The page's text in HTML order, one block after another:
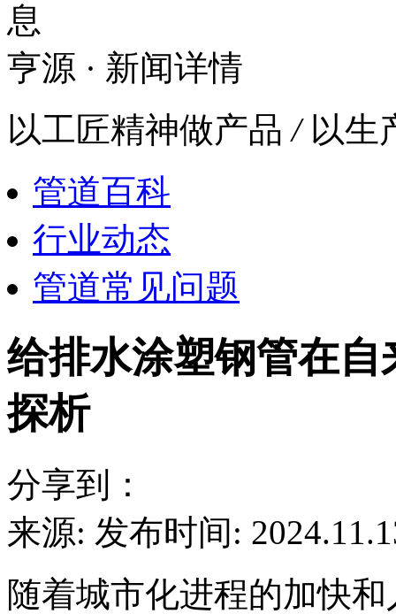
息
亨源 · 新闻详情
以工匠精神做产品/以生
管道百科
行业动态
管道常见问题
给排水涂塑钢管在
探析
分享到：
来源: 发布时间:
随着城市化进程的加快